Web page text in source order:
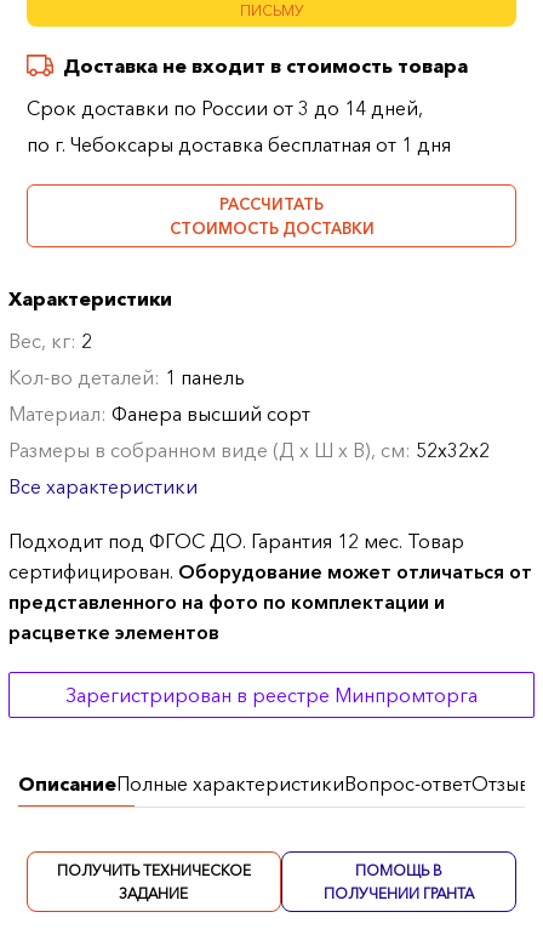
ПИСЬМУ
Доставка не входит в стоимость товара
Срок доставки по России от 3 до 14 дней,
по г. Чебоксары доставка бесплатная от 1 дня
РАССЧИТАТЬ
СТОИМОСТЬ ДОСТАВКИ
Характеристики
Вес, кг: 2
Кол-во деталей: 1 панель
Материал:Фанера высший сорт
Размеры в собранном виде (Д х Ш х В), см: 52х32х2
Все характеристики
Подходит под ФГОС ДО. Гарантия 12 мес. Товар
сертифицирован. Оборудование может отличаться от
представленного на фото по комплектации и
расцветке элементов
Зарегистрирован в реестре Минпромторга
ОписаниеПолные характеристикиВопрос-ответОтзывы
ПОЛУЧИТЬ ТЕХНИЧЕСКОЕ
ЗАДАНИЕ
ПОМОЩЬ В
ПОЛУЧЕНИИ ГРАНТА